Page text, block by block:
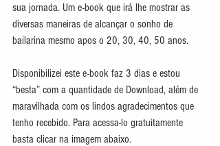
sua jornada. Um e-book que irá lhe mostrar as
diversas maneiras de alcançar o sonho de
bailarina mesmo apos o 20, 30, 40, 50 anos.
Disponibilizei este e-book faz 3 dias e estou
“besta” com a quantidade de Download, além de
maravilhada com os lindos agradecimentos que
tenho recebido. Para acessa-lo gratuitamente
basta clicar na imagem abaixo.